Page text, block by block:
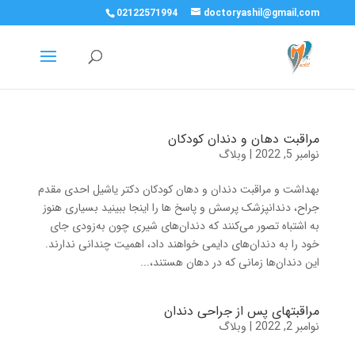
02122571994 doctoryashil@gmail.com
مراقبت دهان و دندان کودکان
نوامبر 5, 2022 | وبلاگ
بهداشت و مراقبت دندان و دهان کودکان دکتر یاشیل احدی مقدم
جراح، دندانپزشک پرسش و پاسخ ها را اینجا ببینید بسیاری هنوز
به اشتباه تصور می‌کنند که دندان‌های شیری چون به‌زودی جای
خود را به دندان‌های دایمی خواهند داد، اهمیت چندانی ندارند.
این دندان‌ها زمانی که در دهان هستند،...
مراقبتهای پس از جراحی دندان
نوامبر 2, 2022 | وبلاگ